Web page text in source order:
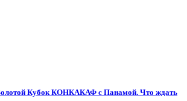
Кубок КОНКАКАФ с Панамой. Что ждать